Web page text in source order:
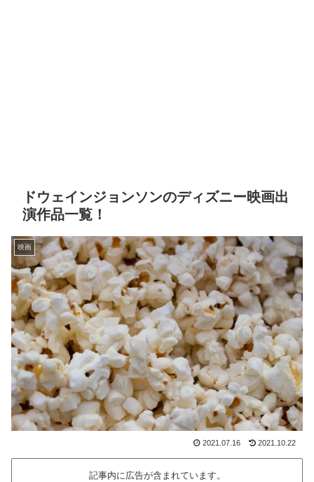
ドウェインジョンソンのディズニー映画出
演作品一覧！
映画
2021.07.16 2021.10.22
記事内に広告が含まれています。